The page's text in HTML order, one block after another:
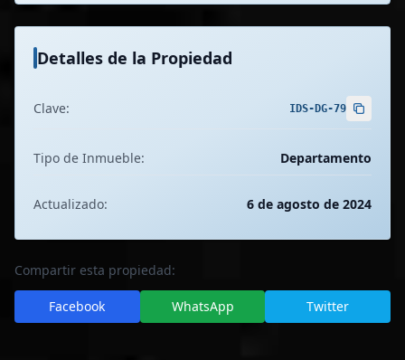
Detalles de la Propiedad
Clave: IDS-DG-79
Tipo de Inmueble: Departamento
Actualizado: 6 de agosto de 2024
Compartir esta propiedad:
Facebook WhatsApp Twitter